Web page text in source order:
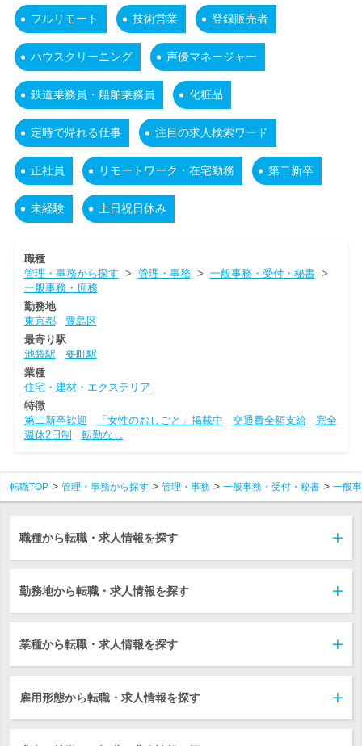
フルリモート 技術営業 登録販売者
ハウスクリーニング 声優マネージャー
鉄道乗務員・船舶乗務員 化粧品
定時で帰れる仕事 注目の求人検索ワード
正社員 リモートワーク・在宅勤務 第二新卒
未経験 土日祝日休み
職種
管理・事務から探す > 管理・事務> 一般事務・受付・秘書>
一般事務・庶務
勤務地
東京都
豊島区
最寄り駅
池袋駅
要町駅
業種
住宅・建材・エクステリア
特徴
第二新卒歓迎
「女性のおしごと」掲載中 交通費全額支給
完全
週休2日制
転勤なし
転職TOP 管理・事務から探す 管理・事務 一般事務・受付・秘書 一般
職種から転職・求人情報を探す
勤務地から転職・求人情報を探す
業種から転職・求人情報を探す
雇用形態から転職・求人情報を探す